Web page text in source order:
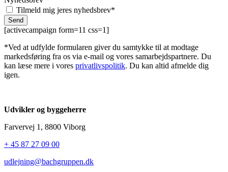
Tilmeld mig jeres nyhedsbrev*
Send
[activecampaign form=11 css=1]
*Ved at udfylde formularen giver du samtykke til at modtage
markedsføring fra os via e-mail og vores samarbejdspartnere. Du
kan læse mere i vores privatlivspolitik. Du kan altid afmelde dig
igen.
Udvikler og byggeherre
Farvervej 1, 8800 Viborg
+ 45 87 27 09 00
udlejning@bachgruppen.dk